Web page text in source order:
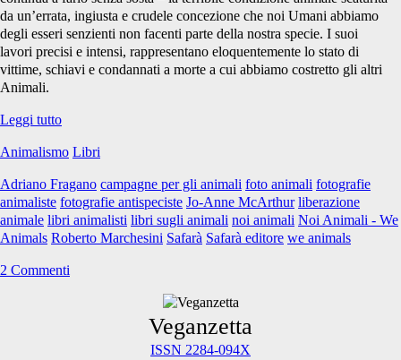
da un’errata, ingiusta e crudele concezione che noi Umani abbiamo
degli esseri senzienti non facenti parte della nostra specie. I suoi
lavori precisi e intensi, rappresentano eloquentemente lo stato di
vittime, schiavi e condannati a morte a cui abbiamo costretto gli altri
Animali.
Leggi tutto“Noi
–
Animals”
di
Jo-
Anne
McArthur:
fotografando
Animalismo Libri
Adriano Fragano campagne per gli animali foto animali fotografie
animaliste fotografie antispeciste Jo-Anne McArthur liberazione
animale libri animalisti libri sugli animali noi animali Noi Animali - We
Animals Roberto Marchesini Safarà Safarà editore we animals
2 Commenti
Veganzetta
ISSN 2284-094X